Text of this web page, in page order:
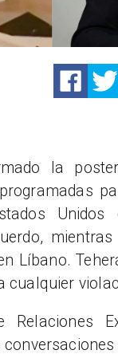
la
Líbano.
cualquier
Relaciones